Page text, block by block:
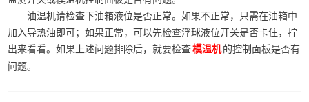
油温机请检查下油箱液位是否正常。如果不正常，只需在油箱中
加入导热油即可；如果正常，可以先检查浮球液位开关是否卡住，拧
出来看看。如果上述问题排除后，就要检查模温机的控制面板是否有
问题。